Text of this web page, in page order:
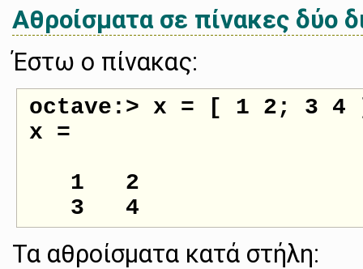
Αθροίσματα σε πίνακες δύο
Έστω ο πίνακας:
octave:> x = [ 1 2; 3 4
x =
Τα αθροίσματα κατά στήλη: